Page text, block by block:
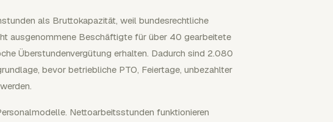
als Bruttokapazität, weil bundesrechtliche
ausgenommene Beschäftigte für über 40 gearbeitete
Überstundenvergütung erhalten. Dadurch sind 2.080
bevor betriebliche PTO, Feiertage, unbezahlter
Nettoarbeitsstunden funktionieren